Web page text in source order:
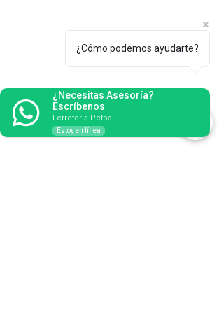
¿Cómo podemos ayudarte?
¿Necesitas Asesoría?
Escríbenos
Ferretería Petpa
Estoy en línea